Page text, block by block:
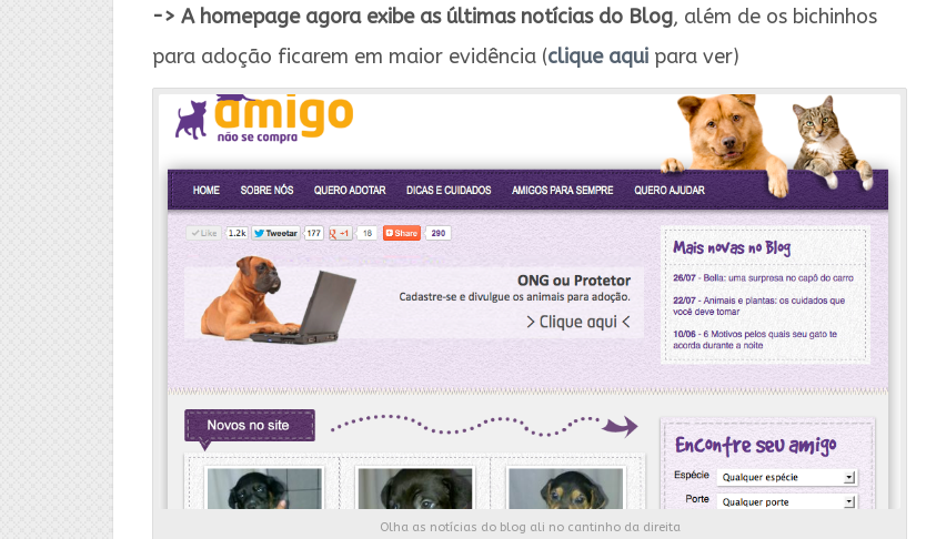
-> A homepage agora exibe as últimas notícias do Blog, além de os bichinhos
para adoção ficarem em maior evidência (clique aqui para ver)
Olha as notícias do blog ali no cantinho da direita